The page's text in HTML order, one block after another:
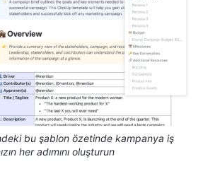
bu şablon özetinde kampanya iş
her adımını oluşturun